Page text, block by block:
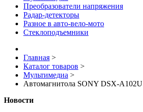
Преобразователи напряжения
Радар-детекторы
Разное в авто-вело-мото
Стеклоподъемники
Главная >
Каталог товаров >
Мультимедиа >
Автомагнитола SONY DSX-A102U
Новости